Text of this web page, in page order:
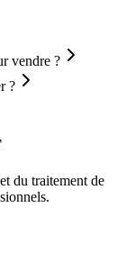
vendre ?
?
du traitement de